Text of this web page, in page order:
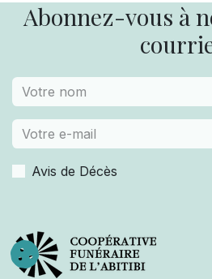
Abonnez-vous à
Avis de Décès